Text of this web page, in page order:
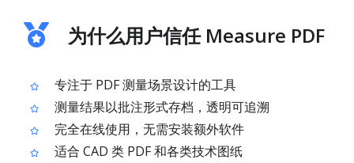
为什么用户信任 Measure PDF
专注于 PDF 测量场景设计的工具
测量结果以批注形式存档，透明可追溯
完全在线使用，无需安装额外软件
适合 CAD 类 PDF 和各类技术图纸